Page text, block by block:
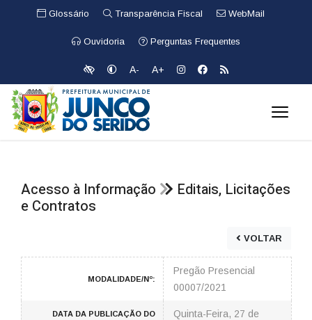
Glossário Transparência Fiscal WebMail
Ouvidoria Perguntas Frequentes
A- A+
Acesso à Informação
Editais, Licitações
e Contratos
VOLTAR
MODALIDADE/Nº:
Pregão Presencial
00007/2021
DATA DA PUBLICAÇÃO DO
Quinta-Feira, 27 de